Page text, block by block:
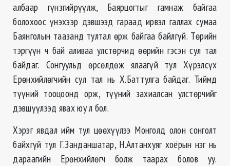
албаар гүнзгийрүүлж, Баярцогтыг гамнаж байгаа
болохоос үнэхээр дэвшээд гараад ирвэл галлах сумаа
Баянголын таазанд тултал өрж байгаа байлгүй. Төрийн
тэргүүн ч бай аливаа улстөрчид өөрийн гэсэн сул тал
байдаг. Сонгуульд өрсөлдөж ялаагүй тул Хүрэлсүх
Ерөнхийлөгчийн сул тал нь Х.Баттулга байдаг. Тиймд
түүний тооцоонд орж, түүний захиалсан улстөрчийг
дэвшүүлээд явах юу л бол.
Хэрэг явдал ийм тул цөөхүүлээ Монголд олон сонголт
байхгүй тул Г.Занданшатар, Н.Алтанхуяг хоёрын нэг нь
дараагийн Ерөнхийлөгч болж таарах болов уу.